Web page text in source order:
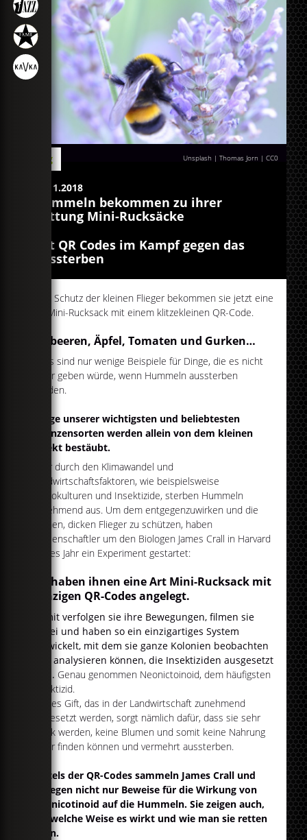
Unsplash | Thomas Jorn |CC0
Blog
09.11.2018
Hummeln bekommen zu ihrer
Rettung Mini-Rucksäcke
Mit QR Codes im Kampf gegen das
Aussterben
Zum Schutz der kleinen Flieger bekommen sie jetzt eine
Art Mini-Rucksack mit einem klitzekleinen QR-Code.
Erdbeeren, Äpfel, Tomaten und Gurken…
…das sind nur wenige Beispiele für Dinge, die es nicht
mehr geben würde, wenn Hummeln aussterben
würden.
Einige unserer wichtigsten und beliebtesten
Pflanzensorten werden allein von dem kleinen
Insekt bestäubt.
Aber durch den Klimawandel und
Landwirtschaftsfaktoren, wie beispielsweise
Monokulturen und Insektizide, sterben Hummeln
zunehmend aus. Um dem entgegenzuwirken und die
kleinen, dicken Flieger zu schützen, haben
Wissenschaftler um den Biologen James Crall in Harvard
dieses Jahr ein Experiment gestartet:
Sie haben ihnen eine Art Mini-Rucksack mit
winzigen QR-Codes angelegt.
Damit verfolgen sie ihre Bewegungen, filmen sie
dabei und haben so ein einzigartiges System
entwickelt, mit dem sie ganze Kolonien beobachten
und analysieren können, die Insektiziden ausgesetzt
sind. Genau genommen Neonictoinoid, dem häufigsten
Insektizid.
Dieses Gift, das in der Landwirtschaft zunehmend
eingesetzt werden, sorgt nämlich dafür, dass sie sehr
krank werden, keine Blumen und somit keine Nahrung
mehr finden können und vermehrt aussterben.
Mittels der QR-Codes sammeln James Crall und
Kollegen nicht nur Beweise für die Wirkung von
Neonicotinoid auf die Hummeln. Sie zeigen auch,
auf welche Weise es wirkt und wie man sie retten
kann.